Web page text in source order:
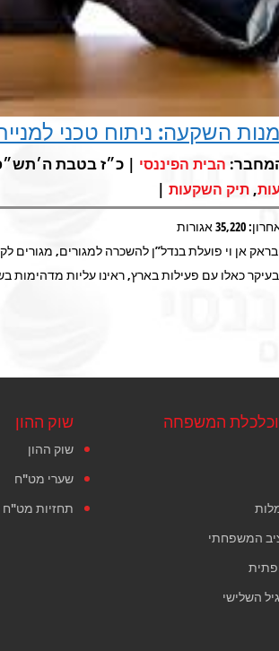
השקעה: ניתוח טכני
הבית הפיננסי | כ״ז בטבת ה׳תש״פ (ינו 24,
, תיק השקעות |
אגורות
אן וי פועלת בנדל”ן להשכרה למגורים, מגורים
כאלו עם פעילות בארץ, ראינו עליות מדהימות
שוק ההון
שוק ההון
שערי מט"ח
תחזיות מט"ח
המשפחה
המשפחתי
השלישי